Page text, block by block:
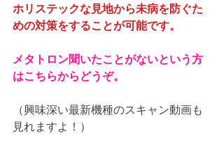
ホリステックな見地から未病を防ぐた
めの対策をすることが可能です。
メタトロン聞いたことがないという方
はこちらからどうぞ。
（興味深い最新機種のスキャン動画も
見れますよ！）